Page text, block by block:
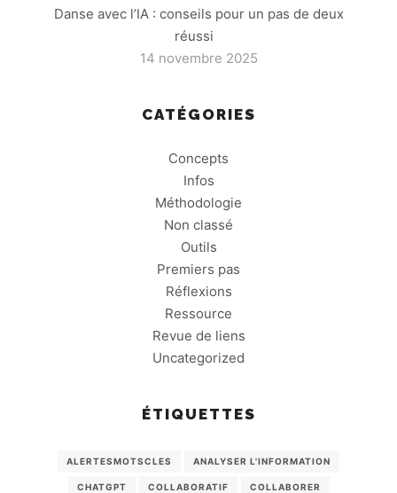
Danse avec l’IA : conseils pour un pas de deux
réussi
14 novembre 2025
CATÉGORIES
Concepts
Infos
Méthodologie
Non classé
Outils
Premiers pas
Réflexions
Ressource
Revue de liens
Uncategorized
ÉTIQUETTES
ALERTESMOTSCLES ANALYSER L'INFORMATION
CHATGPT COLLABORATIF COLLABORER